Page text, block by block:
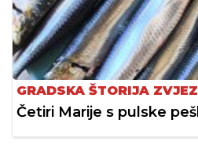
GRADSKA ŠTORIJA
Četiri Marije s pulske